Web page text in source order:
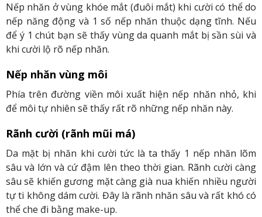
Nếp nhăn ở vùng khóe mắt (đuôi mắt) khi cười có thể do
nếp năng động và 1 số nếp nhăn thuộc dạng tĩnh. Nếu
để ý 1 chút bạn sẽ thấy vùng da quanh mắt bị sần sùi và
khi cười lộ rõ nếp nhăn.
Nếp nhăn vùng môi
Phía trên đường viền môi xuất hiện nếp nhăn nhỏ, khi
để môi tự nhiên sẽ thấy rất rõ những nếp nhăn này.
Rãnh cười (rãnh mũi má)
Da mặt bị nhăn khi cười tức là ta thấy 1 nếp nhăn lõm
sâu và lớn và cứ đậm lên theo thời gian. Rãnh cười càng
sâu sẽ khiến gương mặt càng già nua khiến nhiều người
tự ti không dám cười. Đây là rãnh nhăn sâu và rất khó có
thể che đi bằng make-up.